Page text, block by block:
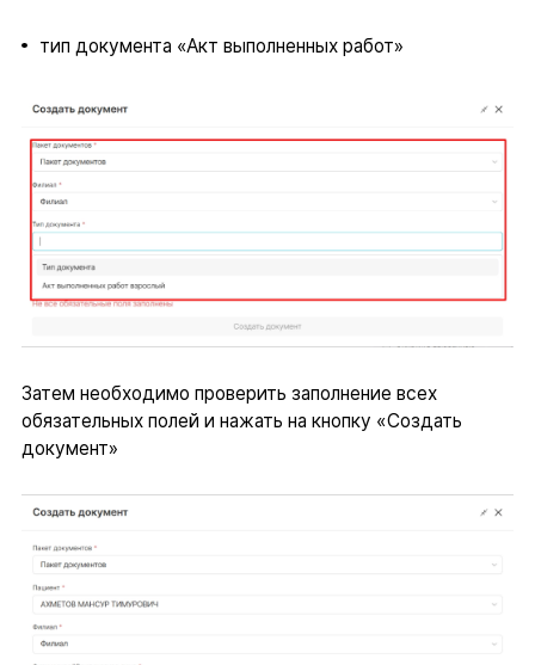
тип документа «Акт выполненных работ»
Затем необходимо проверить заполнение всех
обязательных полей и нажать на кнопку «Создать
документ»